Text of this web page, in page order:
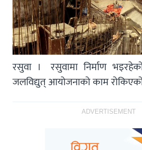
रसुवा । रसुवामा निर्माण
जलविद्युत् आयोजनाको काम
ADVERTISEMENT